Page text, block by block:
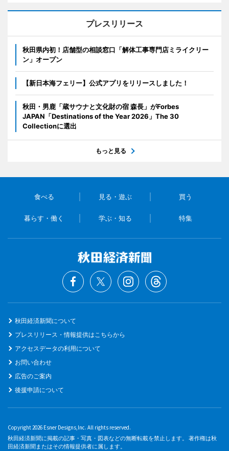
プレスリリース
秋田県内初！店舗型の相談窓口「解体工事専門店ミライクリー
ン」オープン
【新日本海フェリー】公式アプリをリリースしました！
秋田・男鹿「蔵サウナと文化財の宿 森長」がForbes
JAPAN「Destinations of the Year 2026」The 30
Collectionに選出
もっと見る
食べる 見る・遊ぶ 買う
暮らす・働く 学ぶ・知る 特集
秋田経済新聞について
プレスリリース・情報提供はこちらから
アクセスデータの利用について
お問い合わせ
広告のご案内
後援申請について
Copyright 2026 Esner Designs,Inc. All rights reserved.
秋田経済新聞に掲載の記事・写真・図表などの無断転載を禁止します。 著作権は秋
田経済新聞またはその情報提供者に属します。